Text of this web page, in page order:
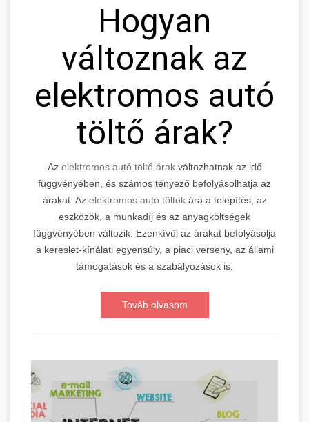
Hogyan
változnak az
elektromos autó
töltő árak?
Az elektromos autó töltő árakváltozhatnak az idő
függvényében, és számos tényező befolyásolhatja az
árakat. Az elektromos autó töltőkára a telepítés, az
eszközök, a munkadíj és az anyagköltségek
függvényében változik. Ezenkívül az árakat befolyásolja
a kereslet-kínálati egyensúly, a piaci verseny, az állami
támogatások és a szabályozások is.
Továb olvasom